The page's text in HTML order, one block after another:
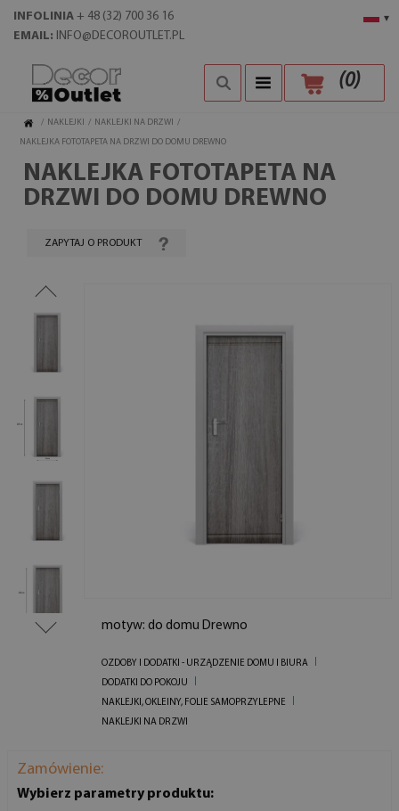
▾
INFOLINIA + 48 (32) 700 36 16
EMAIL: INFO@DECOROUTLET.PL
(0)
/ NAKLEJKI / NAKLEJKI NA DRZWI
/
NAKLEJKA FOTOTAPETA NA DRZWI DO DOMU DREWNO
NAKLEJKA FOTOTAPETA NA
DRZWI DO DOMU DREWNO
ZAPYTAJ O PRODUKT
motyw: do domu Drewno
OZDOBY I DODATKI - URZĄDZENIE DOMU I BIURA
DODATKI DO POKOJU
NAKLEJKI, OKLEINY, FOLIE SAMOPRZYLEPNE
NAKLEJKI NA DRZWI
Zamówienie:
Wybierz parametry produktu: